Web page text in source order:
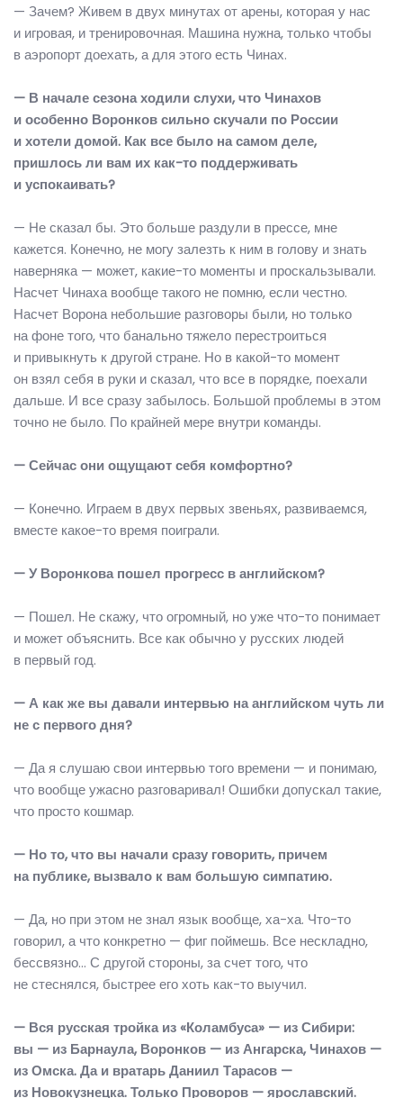
— Зачем? Живем в двух минутах от арены, которая у нас
и игровая, и тренировочная. Машина нужна, только чтобы
в аэропорт доехать, а для этого есть Чинах.
— В начале сезона ходили слухи, что Чинахов
и особенно Воронков сильно скучали по России
и хотели домой. Как все было на самом деле,
пришлось ли вам их как-то поддерживать
и успокаивать?
— Не сказал бы. Это больше раздули в прессе, мне
кажется. Конечно, не могу залезть к ним в голову и знать
наверняка — может, какие-то моменты и проскальзывали.
Насчет Чинаха вообще такого не помню, если честно.
Насчет Ворона небольшие разговоры были, но только
на фоне того, что банально тяжело перестроиться
и привыкнуть к другой стране. Но в какой-то момент
он взял себя в руки и сказал, что все в порядке, поехали
дальше. И все сразу забылось. Большой проблемы в этом
точно не было. По крайней мере внутри команды.
— Сейчас они ощущают себя комфортно?
— Конечно. Играем в двух первых звеньях, развиваемся,
вместе какое-то время поиграли.
— У Воронкова пошел прогресс в английском?
— Пошел. Не скажу, что огромный, но уже что-то понимает
и может объяснить. Все как обычно у русских людей
в первый год.
— А как же вы давали интервью на английском чуть ли
не с первого дня?
— Да я слушаю свои интервью того времени — и понимаю,
что вообще ужасно разговаривал! Ошибки допускал такие,
что просто кошмар.
— Но то, что вы начали сразу говорить, причем
на публике, вызвало к вам большую симпатию.
— Да, но при этом не знал язык вообще, ха-ха. Что-то
говорил, а что конкретно — фиг поймешь. Все нескладно,
бессвязно… С другой стороны, за счет того, что
не стеснялся, быстрее его хоть как-то выучил.
— Вся русская тройка из «Коламбуса» — из Сибири:
вы — из Барнаула, Воронков — из Ангарска, Чинахов —
из Омска. Да и вратарь Даниил Тарасов —
из Новокузнецка. Только Проворов — ярославский.